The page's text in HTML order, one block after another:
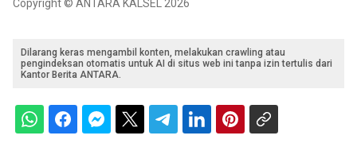
Copyright © ANTARA KALSEL 2026
Dilarang keras mengambil konten, melakukan crawling atau
pengindeksan otomatis untuk AI di situs web ini tanpa izin tertulis dari
Kantor Berita ANTARA.